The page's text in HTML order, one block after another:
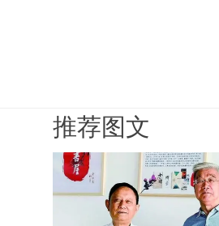
推荐图文